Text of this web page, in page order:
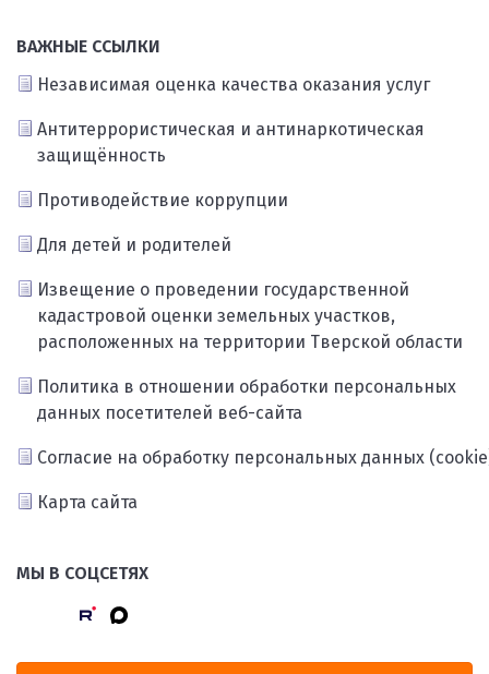
ВАЖНЫЕ ССЫЛКИ
Независимая оценка качества оказания услуг
Антитеррористическая и антинаркотическая
защищённость
Противодействие коррупции
Для детей и родителей
Извещение о проведении государственной
кадастровой оценки земельных участков,
расположенных на территории Тверской области
Политика в отношении обработки персональных
данных посетителей веб-сайта
Согласие на обработку персональных данных
Карта сайта
МЫ В СОЦСЕТЯХ